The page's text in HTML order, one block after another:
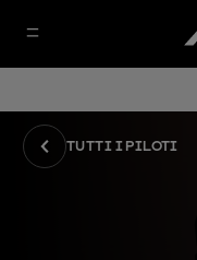
TUTTI I PILOTI